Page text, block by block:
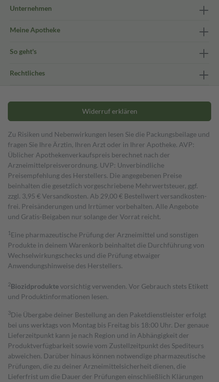
Unternehmen
Meine Apotheke
So geht's
Rechtliches
Widerruf erklären
Zu Risiken und Nebenwirkungen lesen Sie die Packungsbeilage und
fragen Sie Ihre Ärztin, Ihren Arzt oder in Ihrer Apotheke. AVP:
Üblicher Apothekenverkaufspreis berechnet nach der
Arzneimittelpreisverordnung. UVP: Unverbindliche
Preisempfehlung des Herstellers. Die angegebenen Preise
beinhalten die gesetzlich vorgeschriebene Mehrwertsteuer, ggf.
zzgl. 3,95 € Versandkosten. Ab 29,00 € Bestell­wert versand­kosten­
frei. Preisänderungen und Irrtümer vorbehalten. Alle Angebote
und Gratis-Beigaben nur solange der Vorrat reicht.
1 Eine pharmazeutische Prüfung der Arzneimittel und sonstigen
Produkte in deinem Warenkorb beinhaltet die Durchführung von
Wechselwirkungschecks und die Prüfung etwaiger
Anwendungshinweise des Herstellers.
2Biozidproduktevorsichtig verwenden. Vor Gebrauch stets Etikett
und Produktinformationen lesen.
3Die Übergabe deiner Bestellung an den Paketdienstleister erfolgt
bei uns werktags von Montag bis Freitag bis 18:00 Uhr. Der genaue
Lieferzeitpunkt kann je nach Region und in Abhängigkeit der
Produktverfügbarkeit sowie vom Zustellzeitpunkt des Spediteurs
abweichen. Darüber hinaus können notwendige pharmazeutische
Prüfungen, die zu deiner Arzneimittelsicherheit dienen, die
Lieferfrist um die Dauer der Prüfungen einschließlich Klärungen